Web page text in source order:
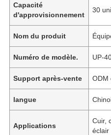
Capacité
d'approvisionnement
30
Nom du produit
Numéro de modèle. UP-
Support après-vente ODM
langue
Applications
Cuir,
éclair